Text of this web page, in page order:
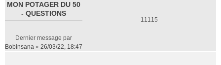
MON POTAGER DU 50
- QUESTIONS
Dernier message par
Bobinsana « 26/03/22, 18:47
11115